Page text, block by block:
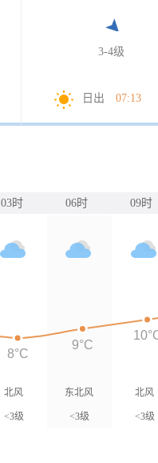
3-4级
日出 07:13
03时 06时 09时
北风
<3级
东北风
<3级
北风
<3级
8°C
9°C